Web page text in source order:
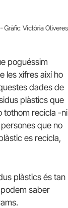
poguéssim
les xifres així ho
dades de
plàstics que
tothom recicla -ni
que no
es recicla,
plàstics és tan
saber